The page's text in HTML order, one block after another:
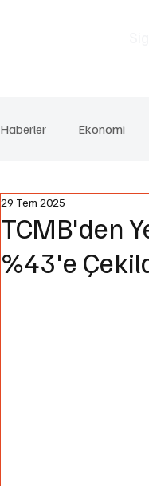
Haberler Ekonomi
TCMB'den
%43'e
29 Tem 2025